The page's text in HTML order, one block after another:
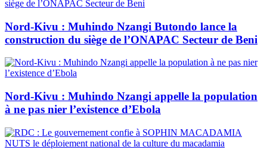
Nord-Kivu : Muhindo Nzangi Butondo lance la
construction du siège de l’ONAPAC Secteur de Beni
Nord-Kivu : Muhindo Nzangi appelle la population
à ne pas nier l’existence d’Ebola